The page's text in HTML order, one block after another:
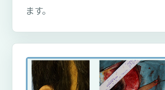
ます。